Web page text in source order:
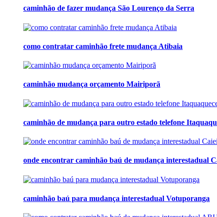
caminhão de fazer mudança São Lourenço da Serra
como contratar caminhão frete mudança Atibaia
caminhão mudança orçamento Mairiporã
caminhão de mudança para outro estado telefone
onde encontrar caminhão baú de mudança interestadual
caminhão baú para mudança interestadual Votuporanga